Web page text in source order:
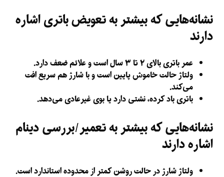
نشانه‌هایی که بیشتر به تعویض باتری اشاره
دارند
عمر باتری بالای ۲ تا ۳ سال است و علائم ضعف دارد.
ولتاژ حالت خاموش پایین است و با شارژ هم سریع افت
می‌کند.
باتری باد کرده، نشتی دارد یا بوی غیرعادی می‌دهد.
نشانه‌هایی که بیشتر به تعمیر/بررسی دینام
اشاره دارند
ولتاژ شارژ در حالت روشن کمتر از محدوده استاندارد است.